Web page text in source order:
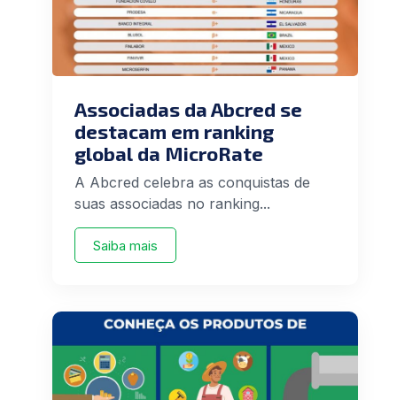
Associadas da Abcred se
destacam em ranking
global da MicroRate
A Abcred celebra as conquistas de
suas associadas no ranking...
Saiba mais